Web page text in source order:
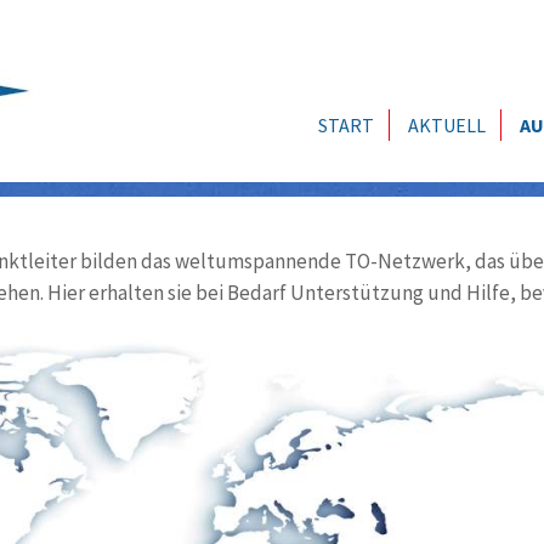
START AKTUELL
bilden das weltumspannende TO-Netzwerk, das
Hier erhalten sie bei Bedarf Unterstützung und Hilfe,